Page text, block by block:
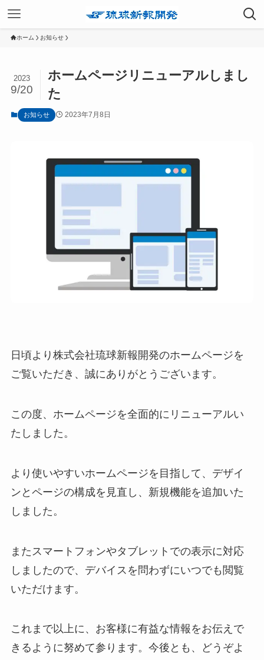
ホーム お知らせ
ホームページリニューアルしまし
た
2023
9/20
お知らせ 2023年7月8日
日頃より株式会社琉球新報開発のホームページを
ご覧いただき、誠にありがとうございます。
この度、ホームページを全面的にリニューアルい
たしました。
より使いやすいホームページを目指して、デザイ
ンとページの構成を見直し、新規機能を追加いた
しました。
またスマートフォンやタブレットでの表示に対応
しましたので、デバイスを問わずにいつでも閲覧
いただけます。
これまで以上に、お客様に有益な情報をお伝えで
きるように努めて参ります。今後とも、どうぞよ